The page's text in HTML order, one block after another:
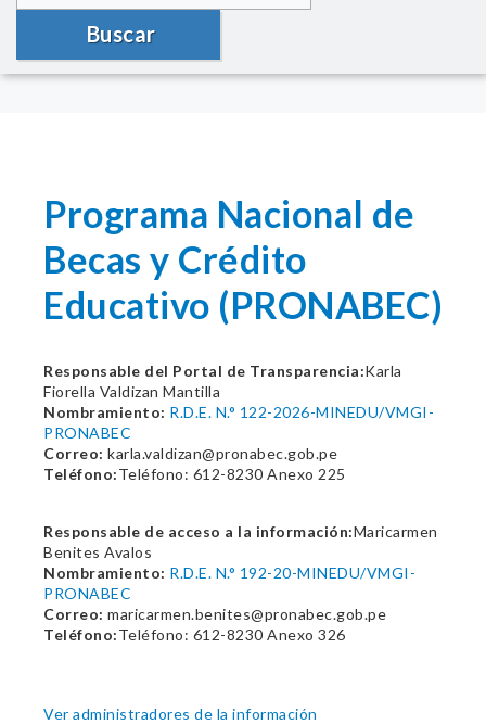
Buscar
Programa Nacional de
Becas y Crédito
Educativo (PRONABEC)
Responsable del Portal de Transparencia:Karla
Fiorella Valdizan Mantilla
Nombramiento: R.D.E. N.° 122-2026-MINEDU/VMGI-
PRONABEC
Correo: karla.valdizan@pronabec.gob.pe
Teléfono:Teléfono: 612-8230 Anexo 225
Responsable de acceso a la información:Maricarmen
Benites Avalos
Nombramiento: R.D.E. N.° 192-20-MINEDU/VMGI-
PRONABEC
Correo: maricarmen.benites@pronabec.gob.pe
Teléfono:Teléfono: 612-8230 Anexo 326
Ver administradores de la información